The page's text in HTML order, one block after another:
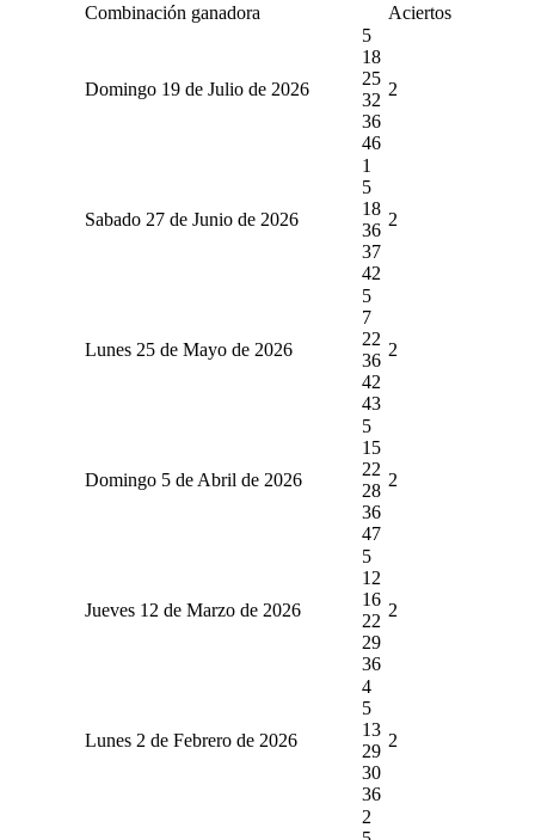
Combinación ganadora Aciertos
Domingo 19 de Julio de 2026
5
18
25
32
36
46
2
Sabado 27 de Junio de 2026
1
5
18
36
37
42
2
Lunes 25 de Mayo de 2026
5
7
22
36
42
43
2
Domingo 5 de Abril de 2026
5
15
22
28
36
47
2
Jueves 12 de Marzo de 2026
5
12
16
22
29
36
2
Lunes 2 de Febrero de 2026
4
5
13
29
30
36
2
2